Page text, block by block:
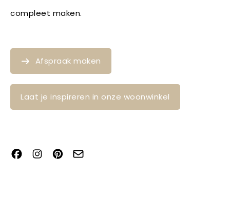
compleet maken.
Afspraak maken
Laat je inspireren in onze woonwinkel